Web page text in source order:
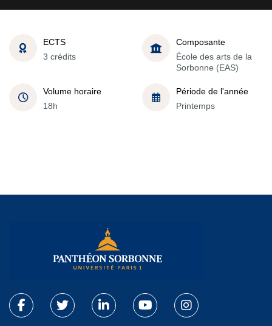
ECTS
3 crédits
Composante
École des arts de la
Sorbonne (EAS)
Volume horaire
18h
Période de l'année
Printemps